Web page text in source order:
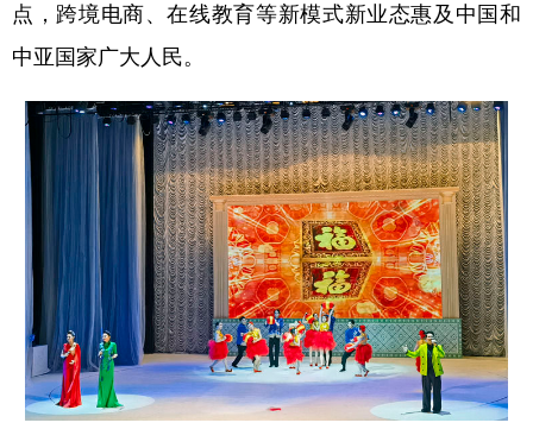
点，跨境电商、在线教育等新模式新业态惠及中国和
中亚国家广大人民。